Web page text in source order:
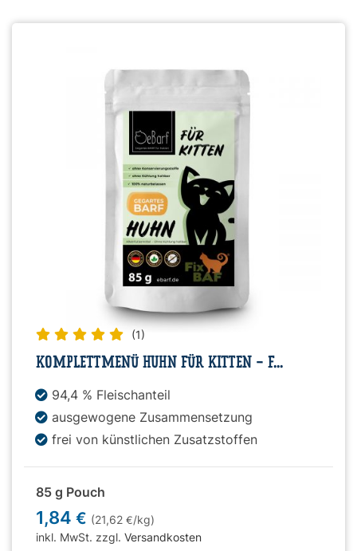
(1)
KOMPLETTMENÜ HUHN FÜR KITTEN - F...
94,4 % Fleischanteil
ausgewogene Zusammensetzung
frei von künstlichen Zusatzstoffen
85 g Pouch
1,84 € (21,62 €/kg)
inkl. MwSt. zzgl. Versandkosten